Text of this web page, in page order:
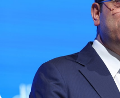
İmamoğlu, "Millete
edenler, devletin
için kullananlar ve
umanlar sizin
kaybedeceklerdir.
Türkiye’dir."